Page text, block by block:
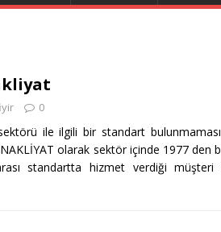
0
ile ilgili bir standart
olarak sektör içinde 1977 den
standartta hizmet verdiği müşteri